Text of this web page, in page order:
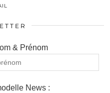
& Prénom
News :